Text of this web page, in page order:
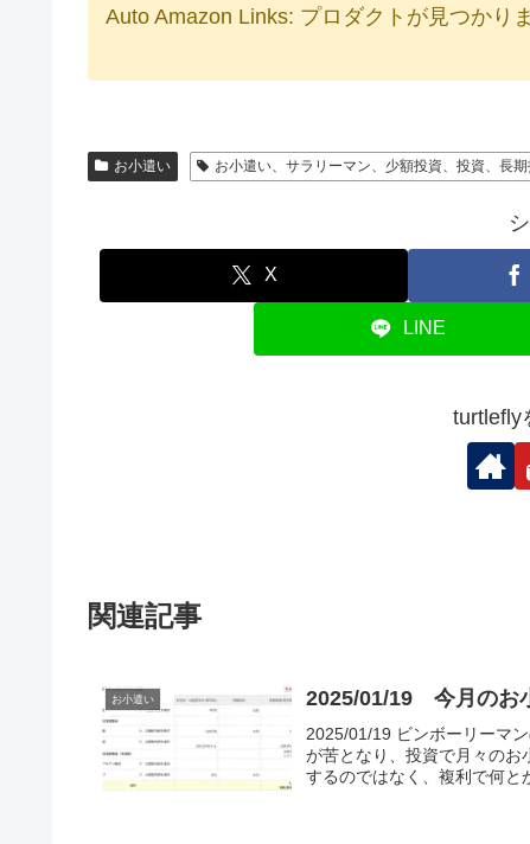
Auto Amazon Links: プロダクトが見つかりま
お小遣い お小遣い、サラリーマン、少額投資、投資、長
X
LINE
turtlefly
関連記事
お小遣い 2025/01/19 今月のお
2025/01/19 ビンボーリーマ
が苦となり、投資で月々のお
するのではなく、複利で何と